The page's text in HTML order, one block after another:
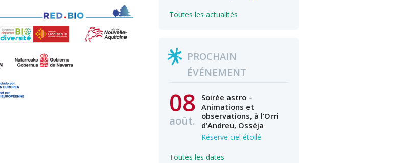
Toutes les actualités
PROCHAIN
ÉVÉNEMENT
08
août.
Soirée astro –
Animations et
observations, à l’Orri
d’Andreu, Osséja
Réserve ciel étoilé
Toutes les dates